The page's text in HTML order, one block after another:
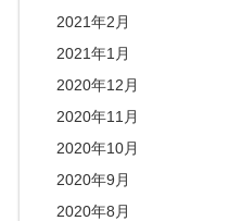
2021年2月
2021年1月
2020年12月
2020年11月
2020年10月
2020年9月
2020年8月